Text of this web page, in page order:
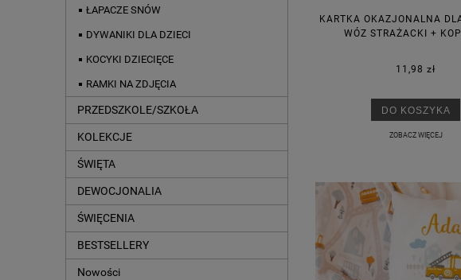
ŁAPACZE SNÓW
DYWANIKI DLA DZIECI
KOCYKI DZIECIĘCE
RAMKI NA ZDJĘCIA
PRZEDSZKOLE/SZKOŁA
KOLEKCJE
ŚWIĘTA
DEWOCJONALIA
ŚWIĘCENIA
BESTSELLERY
Nowości
KARTKA OKAZJONALNA
WÓZ STRAŻACKI +
11,98 zł
DO KOSZYKA
ZOBACZ WIĘCEJ